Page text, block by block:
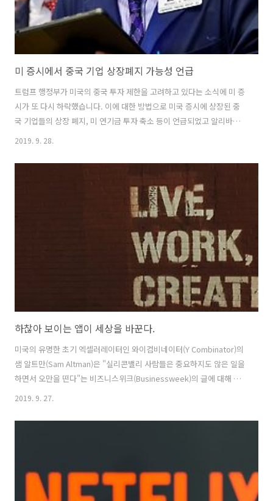
미 증시에서 중국 기업 상장폐지 가능성 언급
트럼프 행정부가 미국의 중국 투자 제한을 고려하고 있다는 소식에 미 증
시가 또 다시 하락했습니다. 이에 대한 방법으로 미국 증시에 상장된 중
국 기업들의 상장 폐지, 미 연기금 투자 축소 등이 언급되었고 알리바바
는 이 여파로 장중 -7% 하락을 보이기도 했습니다. 미국과 중국의 무역
냐는 관측이 있지만 이유야 어쨌든 상관없을 것 같습니다. 트럼프는 이미
지들을 실행에 옮긴 이력이 있기 때문에 이 위협이 단순 위협으로 끝나지
않는다는 것을 보여줬습니다. 중국은 여러 선택지의 최선을 고민하던 중
다른 선택에 직면했습니다. 트럼프는 지금까지 협상의 대상이 된 것을 주
2019. 9. 28.
하찮아 보이는 앱이 세상을 바꾼다.
미국의 유명한 초기 엑셀러레이터인 와이컴비네이터(Y Combinator)의
샘 알트만(Sam Altman)은 "실리콘밸리 사람들은 중요하지도 않은 일을
하면서 오만을 떤다"는 비즈니스위크(Businessweek)의 글에 대해 자
신의 블로그에 이와 관련된 생각을 남겼습니다. 무려 5년전 글이지만 여
밸리 사람들은 별 중요치도 않은 일을 하면서 오만하다는 그들의 비판을
나왔을 땐 하찮아보였고 사람들은 무시했습니다. 그렇기 때문에 이런 사
소해보이는 모든 것들을 통채 무시해버리는 나쁜 실수를 저질러서는..
2019. 9. 27.